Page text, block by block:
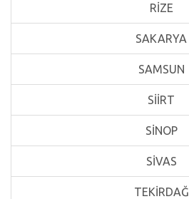
RİZE
SAKARYA
SAMSUN
SİİRT
SİNOP
SİVAS
TEKİRDAĞ